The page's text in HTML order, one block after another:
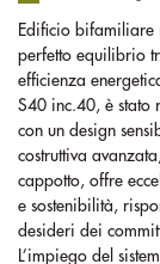
Edificio bifamiliare
perfetto equilibrio
efficienza
S40 inc.40, è stato
con un design
costruttiva
cappotto, offre
e sostenibilità,
desideri dei
L’impiego del